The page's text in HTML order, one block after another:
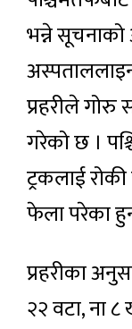
भन्ने
प्रहरीले
गरेको छ ।
ट्रकलाई
फेला परेका
प्रहरीका
२२ वटा, ना